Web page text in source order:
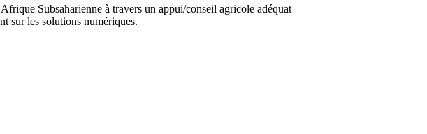
Subsaharienne à travers un appui/conseil agricole adéquat
sur les solutions numériques.